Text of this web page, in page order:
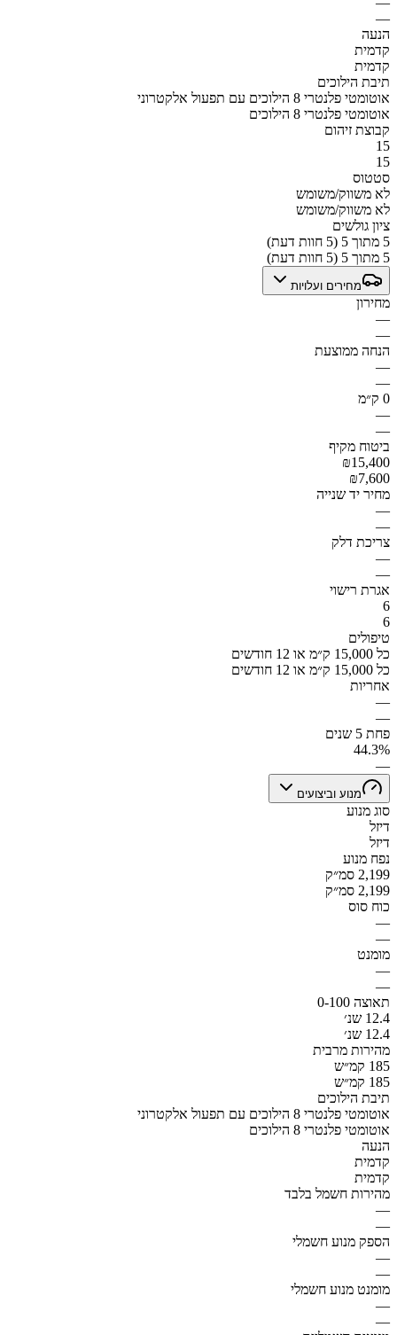
—
הנעה
קדמית
קדמית
תיבת הילוכים
אוטומטי פלנטרי 8 הילוכים עם תפעול אלקטרוני
אוטומטי פלנטרי 8 הילוכים
קבוצת זיהום
15
15
סטטוס
לא משווק/משומש
לא משווק/משומש
ציון גולשים
5 מתוך 5 (5 חוות דעת)
5 מתוך 5 (5 חוות דעת)
מחירים ועלויות
מחירון
—
—
הנחה ממוצעת
—
—
0 ק״מ
—
—
ביטוח מקיף
₪15,400
₪7,600
מחיר יד שנייה
—
—
צריכת דלק
—
—
אגרת רישוי
6
6
טיפולים
כל 15,000 ק״מ או 12 חודשים
כל 15,000 ק״מ או 12 חודשים
אחריות
—
—
פחת 5 שנים
44.3%
—
מנוע וביצועים
סוג מנוע
דיזל
דיזל
נפח מנוע
2,199 סמ״ק
2,199 סמ״ק
כוח סוס
—
—
מומנט
—
—
תאוצה 0-100
12.4 שנ׳
12.4 שנ׳
מהירות מרבית
185 קמ״ש
185 קמ״ש
תיבת הילוכים
אוטומטי פלנטרי 8 הילוכים עם תפעול אלקטרוני
אוטומטי פלנטרי 8 הילוכים
הנעה
קדמית
קדמית
מהירות חשמל בלבד
—
—
הספק מנוע חשמלי
—
—
מומנט מנוע חשמלי
—
—